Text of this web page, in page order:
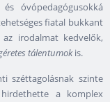
óvópedagógusokká
fiatal bukkant
irodalmat kedvelők,
tálentumokis.
széttagolásnak szinte
a komplex